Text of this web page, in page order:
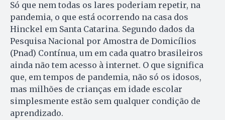
Só que nem todas os lares poderiam repetir, na
pandemia, o que está ocorrendo na casa dos
Hinckel em Santa Catarina. Segundo dados da
Pesquisa Nacional por Amostra de Domicílios
(Pnad) Contínua, um em cada quatro brasileiros
ainda não tem acesso à internet. O que significa
que, em tempos de pandemia, não só os idosos,
mas milhões de crianças em idade escolar
simplesmente estão sem qualquer condição de
aprendizado.